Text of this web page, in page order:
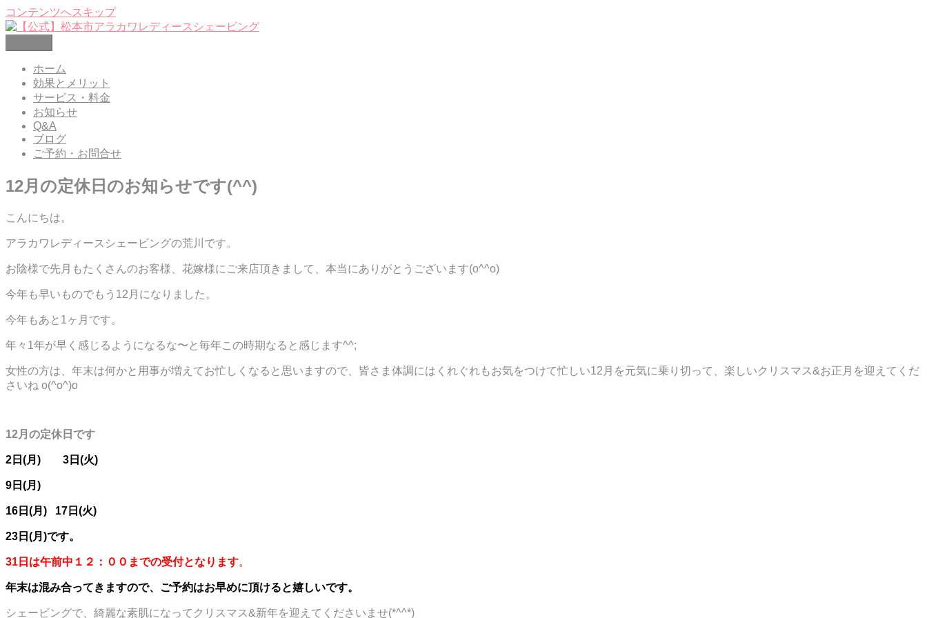
コンテンツへスキップ
【公式】松本市アラカワレディースシェービング
レディースシェービングエステ 松本市笹賀
ホーム
効果とメリット
サービス・料金
お知らせ
Q&A
ブログ
ご予約・お問合せ
12月の定休日のお知らせです(^^)
こんにちは。
アラカワレディースシェービングの荒川です。
お陰様で先月もたくさんのお客様、花嫁様にご来店頂きまして、本当にありがとうございます(o^^o)
今年も早いものでもう12月になりました。
今年もあと1ヶ月です。
年々1年が早く感じるようになるな〜と毎年この時期なると感じます^^;
女性の方は、年末は何かと用事が増えてお忙しくなると思いますので、皆さま体調にはくれぐれもお気をつけて忙しい12月を元気に乗り切って、楽しいクリスマス&お正月を迎えてくだ
さいね o(^o^)o
12月の定休日です
2日(月) 3日(火)
9日(月)
16日(月) 17日(火)
23日(月)です。
31日は午前中１２：００までの受付となります。
年末は混み合ってきますので、ご予約はお早めに頂けると嬉しいです。
シェービングで、綺麗な素肌になってクリスマス&新年を迎えてくださいませ(*^^*)